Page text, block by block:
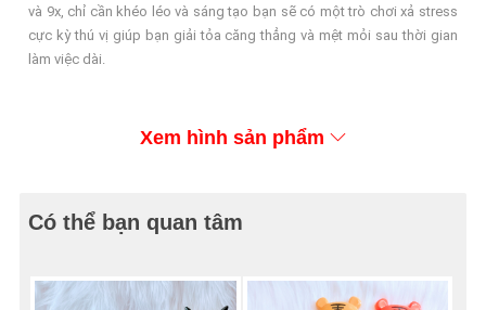
và 9x, chỉ cần khéo léo và sáng tạo bạn sẽ có một trò chơi xả stress
cực kỳ thú vị giúp bạn giải tỏa căng thẳng và mệt mỏi sau thời gian
làm việc dài.
Xem hình sản phẩm
Có thể bạn quan tâm